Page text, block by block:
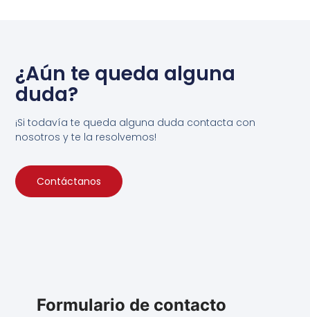
¿Aún te queda alguna
duda?
¡Si todavía te queda alguna duda contacta con
nosotros y te la resolvemos!
Contáctanos
Formulario de contacto